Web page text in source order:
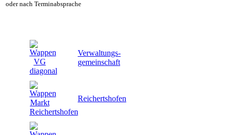
oder nach Terminabsprache
Verwaltungs-
gemeinschaft
Reichertshofen